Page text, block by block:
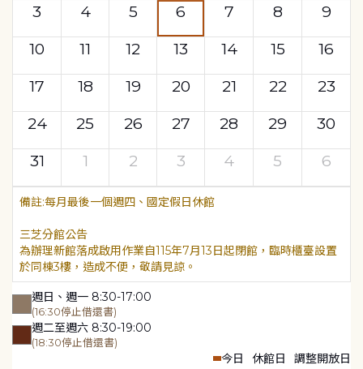
3
4 5 6 7 8
9
10
11 12 13 14 15
16
17
18 19 20 21 22
23
24
25 26 27 28 29
30
31
1 2 3 4 5 6
每月最後一個週四、國定假日休館
三芝分館公告
為辦理新館落成啟用作業自115年7月13日起閉館，臨時櫃臺設置
於同棟3樓，造成不便，敬請見諒。
週日、週一 8:30-17:00
(16:30停止借還書)
週二至週六 8:30-19:00
(18:30停止借還書)
今日 休館日 調整開放日